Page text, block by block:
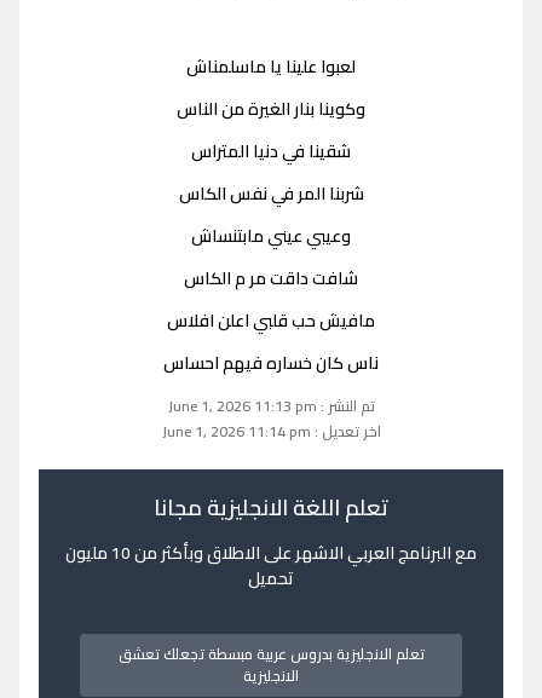
لعبوا علينا يا ماسلمناش
وكوينا بنار الغيرة من الناس
شقينا في دنيا المتراس
شربنا المر في نفس الكاس
وعيبي عيني مابتنساش
شافت داقت مر م الكاس
مافيش حب قلبي اعلن افلاس
ناس كان خساره فيهم احساس
تم النشر : June 1, 2026 11:13 pm
اخر تعديل : June 1, 2026 11:14 pm
تعلم اللغة الانجليزية مجانا
مع البرنامج العربي الاشهر على الاطلاق وبأكثر من 10 مليون
تحميل
تعلم الانجليزية بدروس عربية مبسطة تجعلك تعشق
الانجليزية